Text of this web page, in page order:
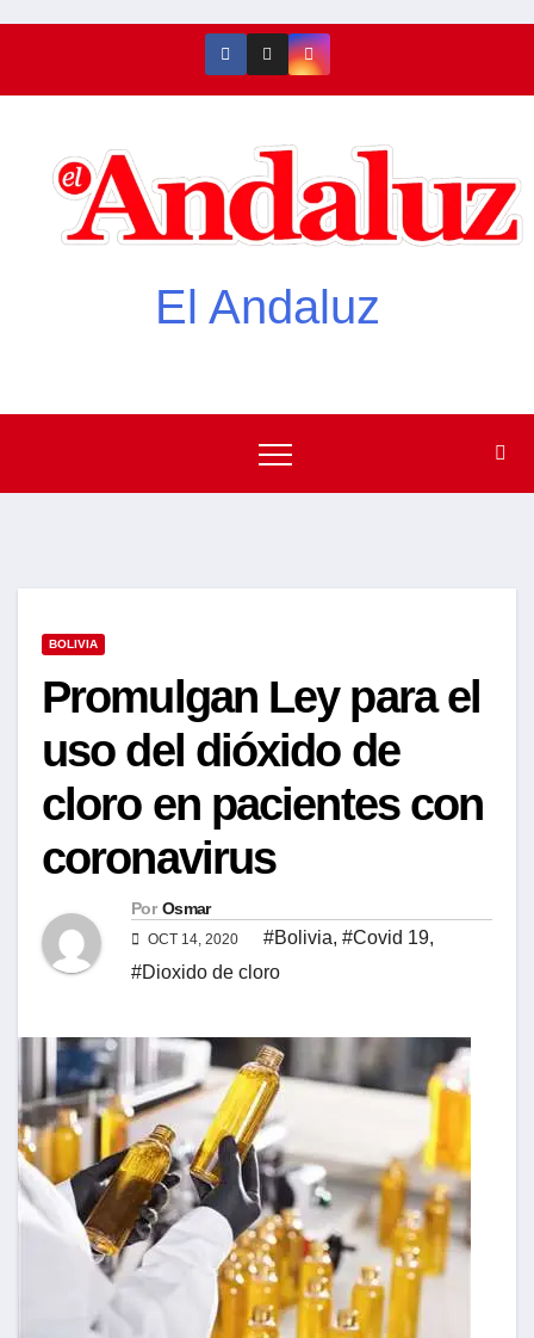
El Andaluz
BOLIVIA
Promulgan Ley para el
uso del dióxido de
cloro en pacientes con
coronavirus
Por Osmar
OCT 14, 2020 #Bolivia, #Covid 19,
#Dioxido de cloro